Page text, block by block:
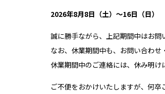
2026年8月8日（土）～16日（日）
誠に勝手ながら、上記期間中はお問
なお、休業期間中も、お問い合わせ
休業期間中のご連絡には、休み明
ご不便をおかけいたしますが、何卒